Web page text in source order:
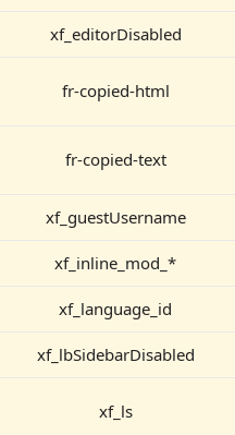
xf_editorDisabled
fr-copied-html
fr-copied-text
xf_guestUsername
xf_inline_mod_*
xf_language_id
xf_lbSidebarDisabled
xf_ls